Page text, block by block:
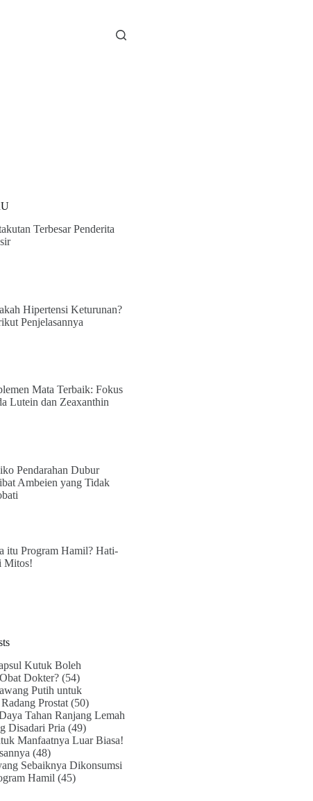
Terbesar Penderita
Hipertensi Keturunan?
Penjelasannya
Mata Terbaik: Fokus
Lutein dan Zeaxanthin
Pendarahan Dubur
Ambeien yang Tidak
itu Program Hamil? Hati-
Mitos!
Kutuk Boleh
Dokter? (54)
Putih untuk
Prostat (50)
Tahan Ranjang Lemah
Disadari Pria (49)
Manfaatnya Luar Biasa!
(48)
Sebaiknya Dikonsumsi
Hamil (45)